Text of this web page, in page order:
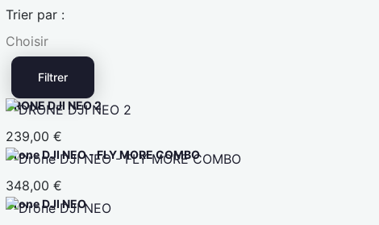
Trier par :
Choisir
Filtrer
DRONE DJI NEO 2
239,00 €
Drone DJI NEO - FLY MORE COMBO
348,00 €
Drone DJI NEO